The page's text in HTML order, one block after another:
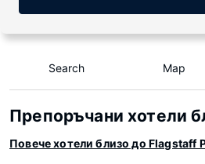
Search Map
Препоръчани хотели
Повече хотели близо до Flagstaff